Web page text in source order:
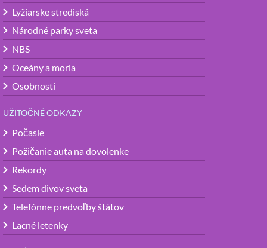
Lyžiarske strediská
Národné parky sveta
NBS
Oceány a moria
Osobnosti
UŽITOČNÉ ODKAZY
Počasie
Požičanie auta na dovolenke
Rekordy
Sedem divov sveta
Telefónne predvoľby štátov
Lacné letenky